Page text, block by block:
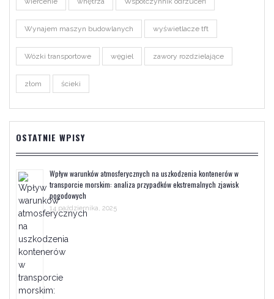
Wynajem maszyn budowlanych wyświetlacze tft
Wózki transportowe węgiel zawory rozdzielające
złom ścieki
OSTATNIE WPISY
Wpływ warunków atmosferycznych na uszkodzenia kontenerów w
transporcie morskim: analiza przypadków ekstremalnych zjawisk
pogodowych
14 października, 2025